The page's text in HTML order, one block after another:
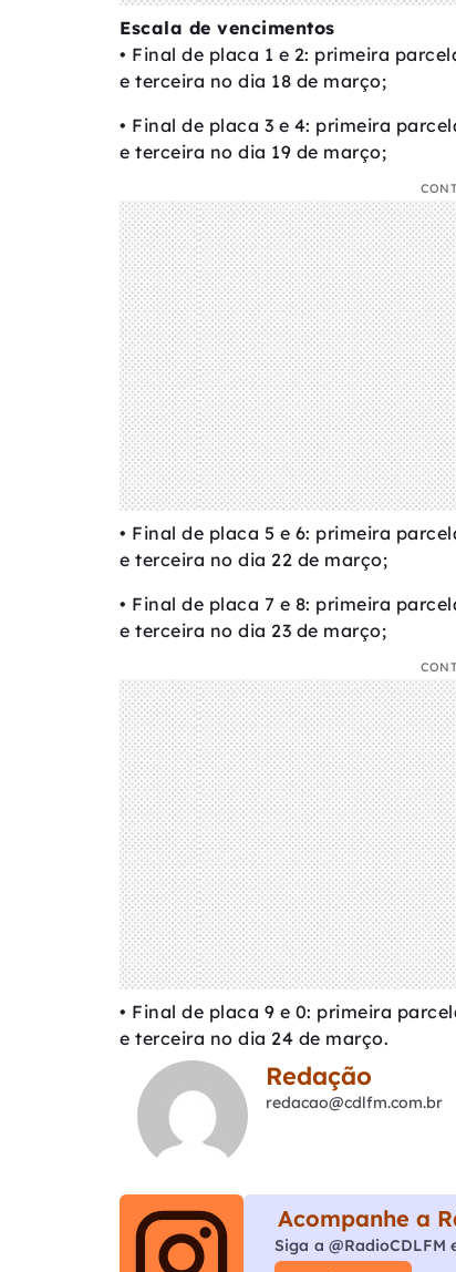
Escala de vencimentos
• Final de placa 1 e 2: primeira
e terceira no dia 18 de março;
• Final de placa 3 e 4: primeira
e terceira no dia 19 de março;
• Final de placa 5 e 6: primeira
e terceira no dia 22 de março;
• Final de placa 7 e 8: primeira
e terceira no dia 23 de março;
• Final de placa 9 e 0: primeira
e terceira no dia 24 de março.
Redação
redacao@cdlfm.com.br
Acompanhe a
Siga a